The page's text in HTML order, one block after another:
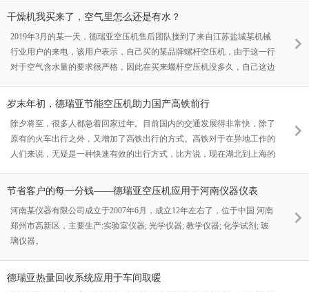
干燥机我买来了，空气里怎么还是有水？
2019年3月的某一天，德瑞亚空压机售后团队接到了来自江苏盐城某机械
行业用户的来电，该用户表示，自己买的某品牌螺杆空压机，由于这一行
对于空气含水量的要求很严格，因此在买来螺杆空压机没多久，自己这边
但是在配好以后，压缩空气中还留有明显的水分。为什么会有这种现象出
岁末年初，德瑞亚节能空压机助力国产高铁前行
除夕将至，很多人都急着回家过年。目前国内的交通发展得非常快，除了
原有的火车出行之外，又增加了高铁出行的方式。高铁对于在异地工作的
人们来说，无疑是一种快速有效的出行方式，比方说，现在湖北到上海的
的主要选择。高铁时代下，还有很多东西需要作为技术后盾来支撑的，比
节省客户的每一分钱——德瑞亚空压机应用于河南仪器仪表
河南某仪器有限公司成立于2007年6月，成立12年左右了，位于中国 河南
郑州市高新区，主要生产:实验室仪器; 光学仪器; 教学仪器; 化学试剂; 玻
璃仪器。
德瑞亚热量回收系统应用于车间取暖